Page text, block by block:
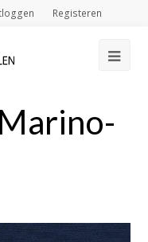
Registeren